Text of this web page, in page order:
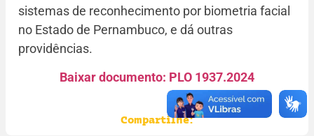
sistemas de reconhecimento por biometria facial
no Estado de Pernambuco, e dá outras
providências.
Baixar documento: PLO 1937.2024
Compartilhe: